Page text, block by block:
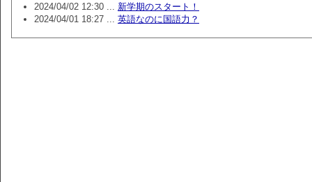
2024/04/02 12:30 ... 新学期のスタート！
2024/04/01 18:27 ... 英語なのに国語力？